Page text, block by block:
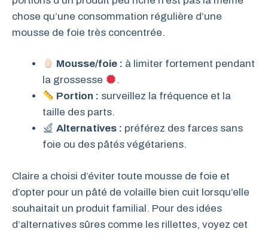
chose qu’une consommation régulière d’une
mousse de foie très concentrée.
Mousse/foie : à limiter fortement pendant
la grossesse
.
Portion : surveillez la fréquence et la
taille des parts.
Alternatives : préférez des farces sans
foie ou des pâtés végétariens.
Claire a choisi d’éviter toute mousse de foie et
d’opter pour un pâté de volaille bien cuit lorsqu’elle
souhaitait un produit familial. Pour des idées
d’alternatives sûres comme les rillettes, voyez cet